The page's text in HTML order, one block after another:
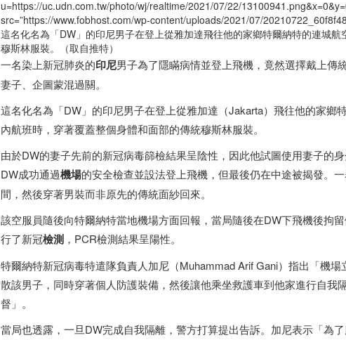
u=https://uc.udn.com.tw/photo/wj/realtime/2021/07/22/
src=”https://www.fobhost.com/wp-content/uploads/2021/07/
這名化名為「DW」的印尼男子在登上從雅加達飛往他的家鄉特爾納特的連城
穆斯林服裝。（取自推特）
一名染上新冠肺炎的印尼男子為了隱瞞病情並登上飛機，竟然選擇戴上傳
妻子、企圖蒙混過關。
這名化名為「DW」的印尼男子在登上從雅加達（Jakarta）飛往他的家鄉
內航班時，穿著覆蓋整個身體和面部的傳統穆斯林服裝。
由於DW的妻子先前的新冠病毒篩檢結果呈陰性，因此他試圖使用妻子的
DW成功通過機場的安全檢查並設法登上飛機，但最後仍在中途被揭發。
間，然後穿著男裝而非原先的傳統面紗回來。
該空服員隨後向特爾納特當地機場方面回報，當局隨後在DW下飛機後拘
行了新冠檢測 ，PCR檢測結果呈陽性。
特爾納特新冠病毒特遣隊負責人加尼（Muhammad Arif Gani）指出「機
散該男子，同時穿著個人防護裝備，然後讓他乘坐救護車到他家進行自我
督」。
當局也透露，一旦DW完成自我隔離，警方打算提出告訴。加尼表示「為